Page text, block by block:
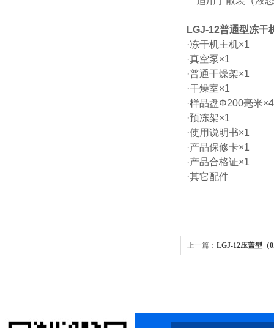
LGJ-12普通型冻干
·冻干机主机×1
·真空泵×1
·普通干燥架×1
·干燥室×1
·样品盘Φ200毫米×4
·预冻架×1
·使用说明书×1
·产品保修卡×1
·产品合格证×1
·其它配件
上一篇： LGJ-12压盖型（